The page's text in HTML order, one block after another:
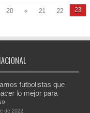
20 « 21 22 23
futbolistas que
lo mejor para
de 2022